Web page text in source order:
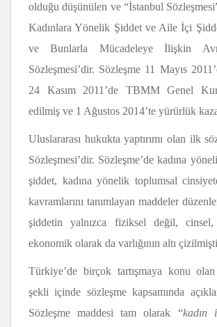
olduğu düşünülen ve “İstanbul
Kadınlara Yönelik Şiddet ve Aile İçi
ve Bunlarla Mücadeleye İlişkin
Sözleşmesi’dir. Sözleşme 11 Mayıs
24 Kasım 2011’de TBMM Genel
edilmiş ve 1 Ağustos 2014’te yürürlük
Uluslararası hukukta yaptırımı olan ilk
Sözleşmesi’dir. Sözleşme’de kadına
şiddet, kadına yönelik toplumsal
kavramlarını tanımlayan maddeler
şiddetin yalnızca fiziksel değil,
ekonomik olarak da varlığının altı
Türkiye’de birçok tartışmaya konu
şekli içinde sözleşme kapsamında
Sözleşme maddesi tam olarak “kadın